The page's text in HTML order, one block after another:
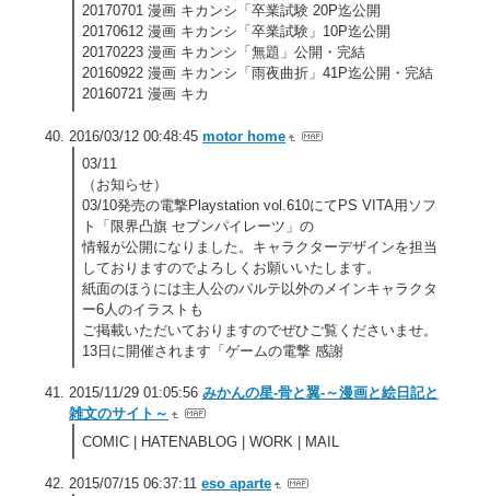
20170701 漫画 キカンシ「卒業試験 20P迄公開
20170612 漫画 キカンシ「卒業試験」10P迄公開
20170223 漫画 キカンシ「無題」公開・完結
20160922 漫画 キカンシ「雨夜曲折」41P迄公開・完結
20160721 漫画 キカ
2016/03/12 00:48:45 motor home
03/11
（お知らせ）
03/10発売の電撃Playstation vol.610にてPS VITA用ソフ
ト「限界凸旗 セブンパイレーツ」の
情報が公開になりました。キャラクターデザインを担当
しておりますのでよろしくお願いいたします。
紙面のほうには主人公のパルテ以外のメインキャラクタ
ー6人のイラストも
ご掲載いただいておりますのでぜひご覧くださいませ。
13日に開催されます「ゲームの電撃 感謝
2015/11/29 01:05:56 みかんの星-骨と翼-～漫画と絵日記と
雑文のサイト～
COMIC | HATENABLOG | WORK | MAIL
2015/07/15 06:37:11 eso aparte